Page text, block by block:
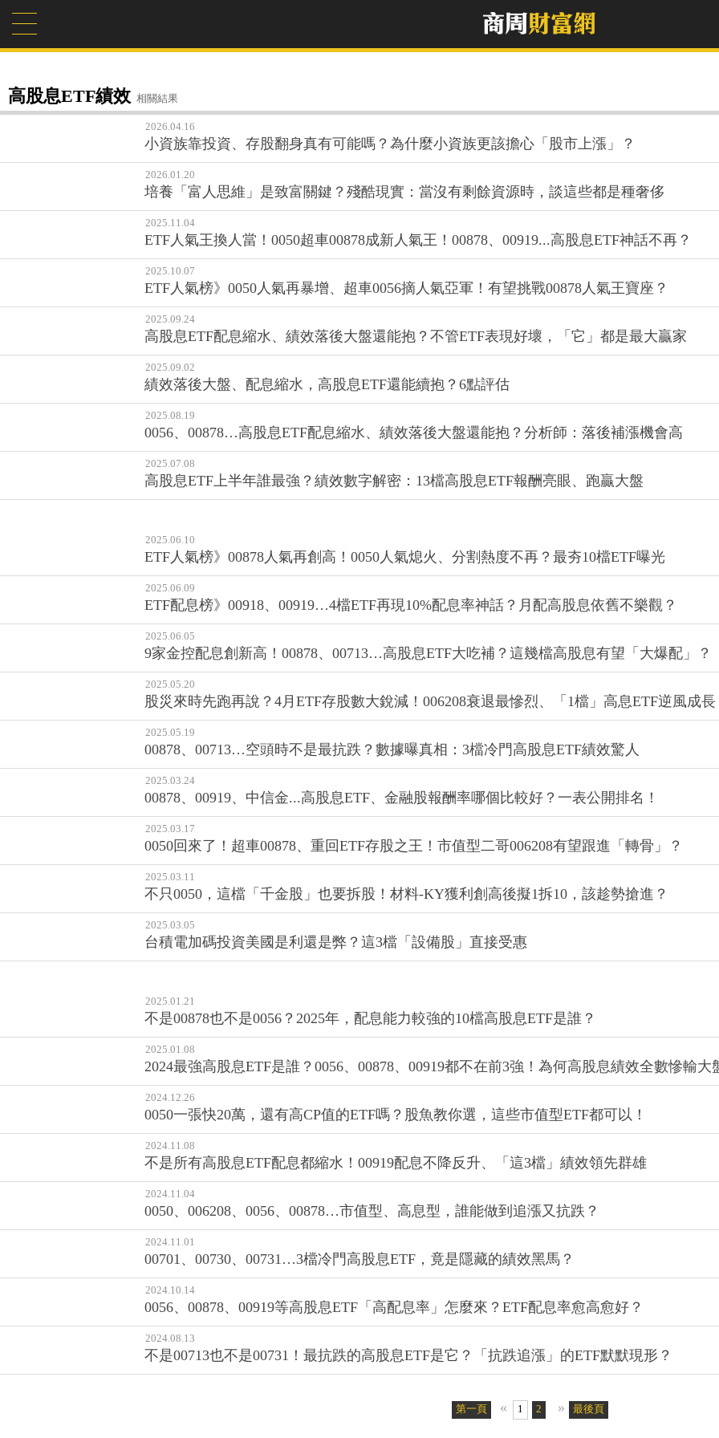
高股息ETF績效 相關結果
2026.04.16
小資族靠投資、存股翻身真有可能嗎？為什麼小資族更該擔心「股市上漲」？
2026.01.20
培養「富人思維」是致富關鍵？殘酷現實：當沒有剩餘資源時，談這些都是種奢侈
2025.11.04
ETF人氣王換人當！0050超車00878成新人氣王！00878、00919...高股息ETF神話不再？
2025.10.07
ETF人氣榜》0050人氣再暴增、超車0056摘人氣亞軍！有望挑戰00878人氣王寶座？
2025.09.24
高股息ETF配息縮水、績效落後大盤還能抱？不管ETF表現好壞，「它」都是最大贏家
2025.09.02
績效落後大盤、配息縮水，高股息ETF還能續抱？6點評估
2025.08.19
0056、00878…高股息ETF配息縮水、績效落後大盤還能抱？分析師：落後補漲機會高
2025.07.08
高股息ETF上半年誰最強？績效數字解密：13檔高股息ETF報酬亮眼、跑贏大盤
2025.06.10
ETF人氣榜》00878人氣再創高！0050人氣熄火、分割熱度不再？最夯10檔ETF曝光
2025.06.09
ETF配息榜》00918、00919…4檔ETF再現10%配息率神話？月配高股息依舊不樂觀？
2025.06.05
9家金控配息創新高！00878、00713…高股息ETF大吃補？這幾檔高股息有望「大爆配」？
2025.05.20
股災來時先跑再說？4月ETF存股數大銳減！006208衰退最慘烈、「1檔」高息ETF逆風成長
2025.05.19
00878、00713…空頭時不是最抗跌？數據曝真相：3檔冷門高股息ETF績效驚人
2025.03.24
00878、00919、中信金...高股息ETF、金融股報酬率哪個比較好？一表公開排名！
2025.03.17
0050回來了！超車00878、重回ETF存股之王！市值型二哥006208有望跟進「轉骨」？
2025.03.11
不只0050，這檔「千金股」也要拆股！材料-KY獲利創高後擬1拆10，該趁勢搶進？
2025.03.05
台積電加碼投資美國是利還是弊？這3檔「設備股」直接受惠
2025.01.21
不是00878也不是0056？2025年，配息能力較強的10檔高股息ETF是誰？
2025.01.08
2024最強高股息ETF是誰？0056、00878、00919都不在前3強！為何高股息績效全數慘輸大
2024.12.26
0050一張快20萬，還有高CP值的ETF嗎？股魚教你選，這些市值型ETF都可以！
2024.11.08
不是所有高股息ETF配息都縮水！00919配息不降反升、「這3檔」績效領先群雄
2024.11.04
0050、006208、0056、00878…市值型、高息型，誰能做到追漲又抗跌？
2024.11.01
00701、00730、00731…3檔冷門高股息ETF，竟是隱藏的績效黑馬？
2024.10.14
0056、00878、00919等高股息ETF「高配息率」怎麼來？ETF配息率愈高愈好？
2024.08.13
不是00713也不是00731！最抗跌的高股息ETF是它？「抗跌追漲」的ETF默默現形？
第一頁 « 1 2 » 最後頁